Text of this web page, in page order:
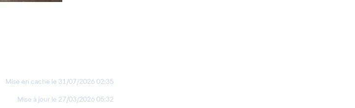
Mise en cache le 31/07/2026 02:35
Mise à jour le 27/03/2026 05:32